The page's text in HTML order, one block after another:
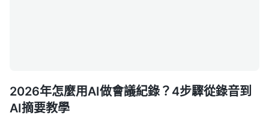
2026年怎麼用AI做會議紀錄？4步驟從錄音到
AI摘要教學